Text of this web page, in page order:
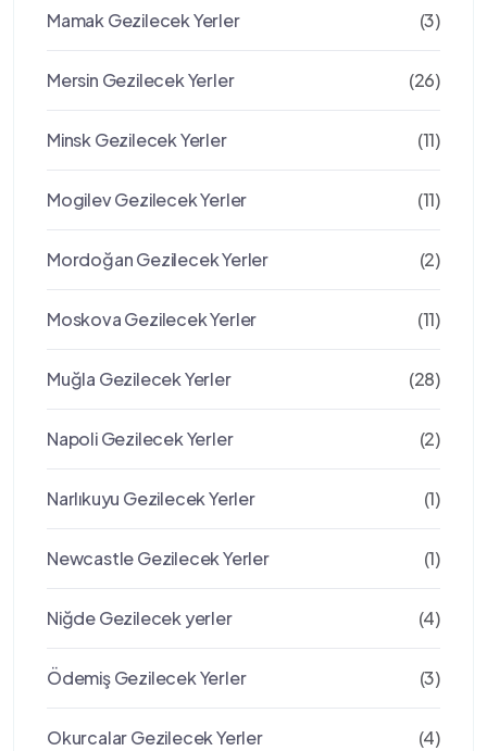
Mamak Gezilecek Yerler (3)
Mersin Gezilecek Yerler (26)
Minsk Gezilecek Yerler (11)
Mogilev Gezilecek Yerler (11)
Mordoğan Gezilecek Yerler (2)
Moskova Gezilecek Yerler (11)
Muğla Gezilecek Yerler (28)
Napoli Gezilecek Yerler (2)
Narlıkuyu Gezilecek Yerler (1)
Newcastle Gezilecek Yerler (1)
Niğde Gezilecek yerler (4)
Ödemiş Gezilecek Yerler (3)
Okurcalar Gezilecek Yerler (4)